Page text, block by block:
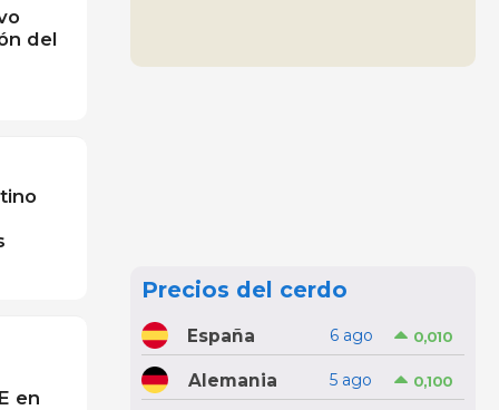
del
en
Precios del cerdo
España 6 ago 0,010
Alemania 5 ago 0,100